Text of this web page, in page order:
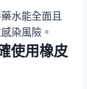
水能全面且
染風險。
使用橡皮